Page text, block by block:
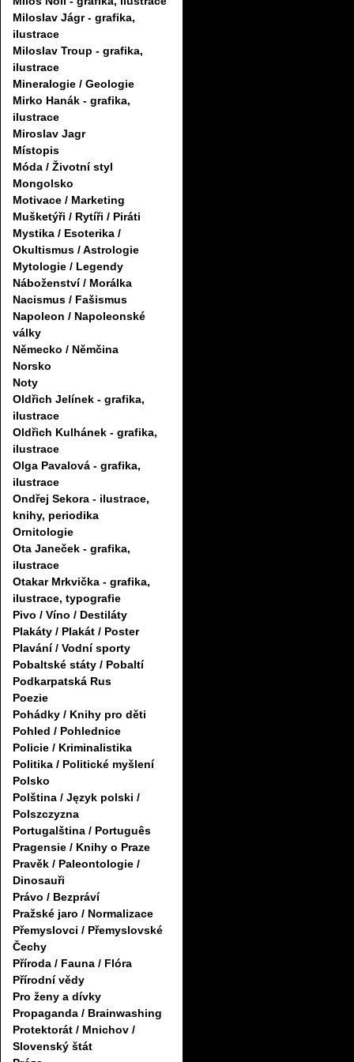
Miloslav Jágr - grafika,
ilustrace
Miloslav Troup - grafika,
ilustrace
Mineralogie / Geologie
Mirko Hanák - grafika,
ilustrace
Miroslav Jagr
Místopis
Móda / Životní styl
Mongolsko
Motivace / Marketing
Mušketýři / Rytíři / Piráti
Mystika / Esoterika /
Okultismus / Astrologie
Mytologie / Legendy
Náboženství / Morálka
Nacismus / Fašismus
Napoleon / Napoleonské
války
Německo / Němčina
Norsko
Noty
Oldřich Jelínek - grafika,
ilustrace
Oldřich Kulhánek - grafika,
ilustrace
Olga Pavalová - grafika,
ilustrace
Ondřej Sekora - ilustrace,
knihy, periodika
Ornitologie
Ota Janeček - grafika,
ilustrace
Otakar Mrkvička - grafika,
ilustrace, typografie
Pivo / Víno / Destiláty
Plakáty / Plakát / Poster
Plavání / Vodní sporty
Pobaltské státy / Pobaltí
Podkarpatská Rus
Poezie
Pohádky / Knihy pro děti
Pohled / Pohlednice
Policie / Kriminalistika
Politika / Politické myšlení
Polsko
Polština / Język polski /
Polszczyzna
Portugalština / Português
Pragensie / Knihy o Praze
Pravěk / Paleontologie /
Dinosauři
Právo / Bezpráví
Pražské jaro / Normalizace
Přemyslovci / Přemyslovské
Čechy
Příroda / Fauna / Flóra
Přírodní vědy
Pro ženy a dívky
Propaganda / Brainwashing
Protektorát / Mnichov /
Slovenský štát